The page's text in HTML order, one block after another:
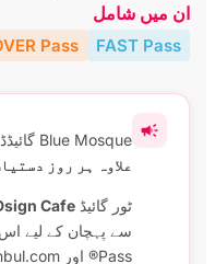
ان میں شامل
FAST Pass
Pass
Blue Mosque گائیڈڈ ٹور کا وقت
علاوہ ہر روز
ٹور گائیڈ Cafe